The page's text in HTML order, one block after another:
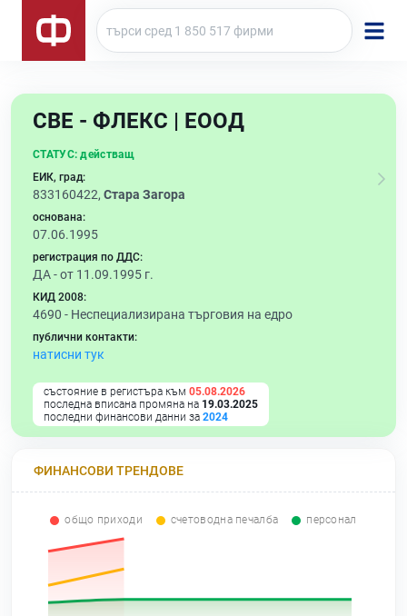
СВЕ - ФЛЕКС | ЕООД
СТАТУС: действащ
ЕИК, град:
833160422, Стара Загора
основана:
07.06.1995
регистрация по ДДС:
ДА - от 11.09.1995 г.
КИД 2008:
4690 - Неспециализирана търговия на едро
публични контакти:
натисни тук
състояние в регистъра към 05.08.2026
последна вписана промяна на 19.03.2025
последни финансови данни за 2024
ФИНАНСОВИ ТРЕНДОВЕ
общо приходи счетоводна печалба персонал